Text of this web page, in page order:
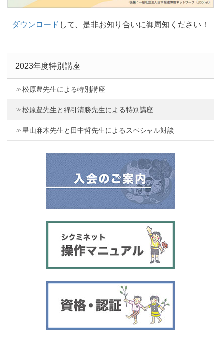
ダウンロード して、是非お知り合いに御周知ください！
2023年度特別講座
松原豊先生による特別講座
松原豊先生と綿引清勝先生による特別講座
星山麻木先生と田中哲先生によるスペシャル対談